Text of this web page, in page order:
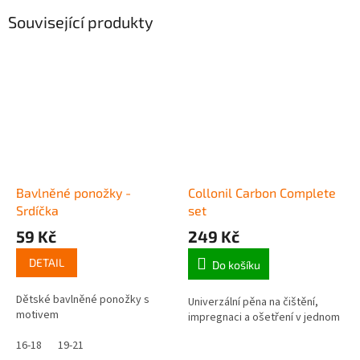
Související produkty
Bavlněné ponožky -
Srdíčka
59 Kč
DETAIL
Dětské bavlněné ponožky s
motivem
16-18
19-21
Collonil Carbon Complete
set
249 Kč
Do košíku
Univerzální pěna na čištění,
impregnaci a ošetření v jednom